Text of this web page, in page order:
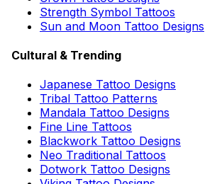
Strength Symbol Tattoos
Sun and Moon Tattoo Designs
Cultural & Trending
Japanese Tattoo Designs
Tribal Tattoo Patterns
Mandala Tattoo Designs
Fine Line Tattoos
Blackwork Tattoo Designs
Neo Traditional Tattoos
Dotwork Tattoo Designs